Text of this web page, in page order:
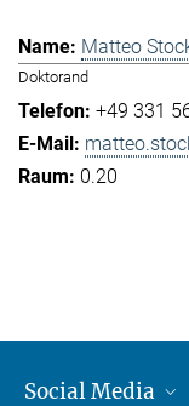
Matteo
Doktorand
+49 331
0.20
Social Media